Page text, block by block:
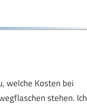
welche Kosten bei
stehen. Ich